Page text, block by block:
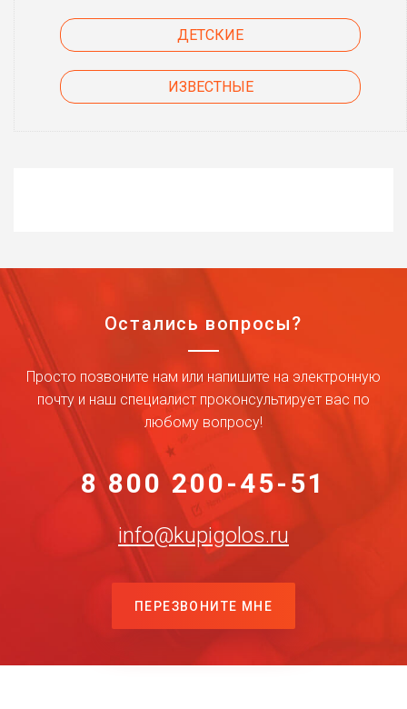
ДЕТСКИЕ
ИЗВЕСТНЫЕ
Остались вопросы?
Просто позвоните нам или напишите на электронную
почту и наш специалист проконсультирует вас по
любому вопросу!
8 800 200-45-51
info@kupigolos.ru
ПЕРЕЗВОНИТЕ МНЕ